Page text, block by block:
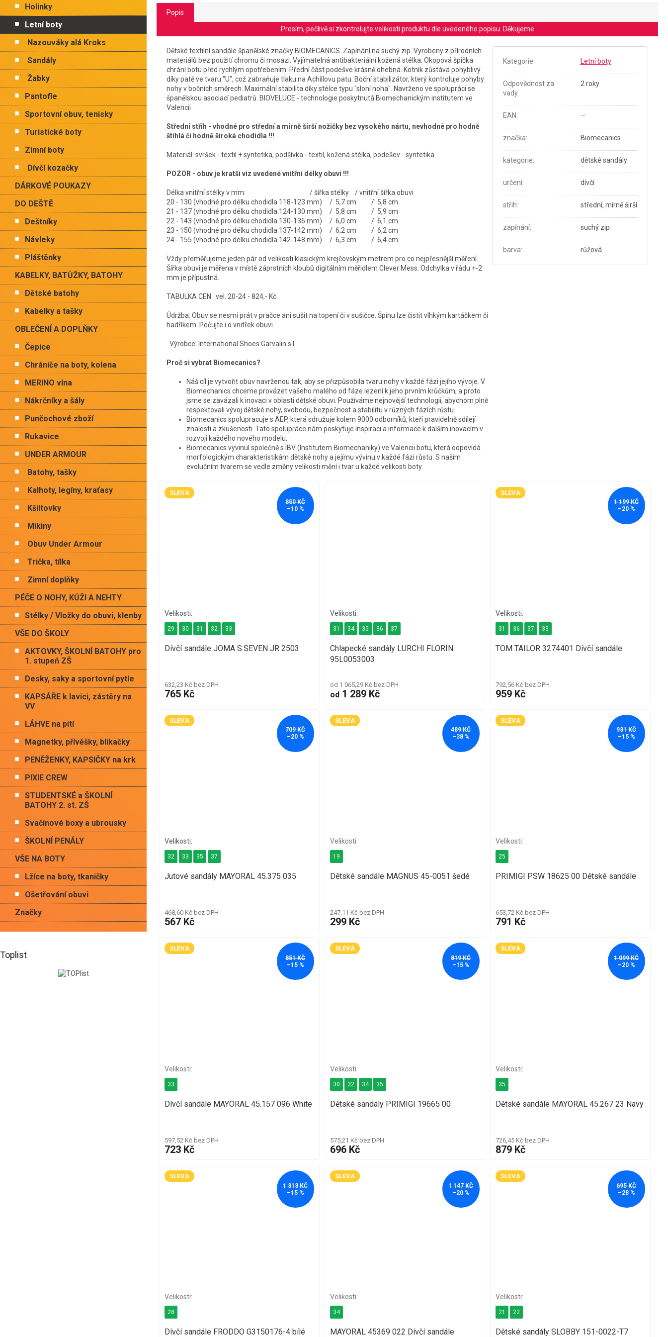
Holinky
Letní boty
Nazouváky alá Kroks
Sandály
Žabky
Pantofle
Sportovní obuv, tenisky
Turistické boty
Zimní boty
Dívčí kozačky
DÁRKOVÉ POUKAZY
DO DEŠTĚ
Deštníky
Návleky
Pláštěnky
KABELKY, BATŮŽKY, BATOHY
Dětské batohy
Kabelky a tašky
OBLEČENÍ A DOPLŇKY
Čepice
Chrániče na boty, kolena
MERINO vlna
Nákrčníky a šály
Punčochové zboží
Rukavice
UNDER ARMOUR
Batohy, tašky
Kalhoty, legíny, kraťasy
Kšiltovky
Mikiny
Obuv Under Armour
Trička, tílka
Zimní doplňky
PÉČE O NOHY, KŮŽI A NEHTY
Stélky / Vložky do obuvi, klenby
VŠE DO ŠKOLY
AKTOVKY, ŠKOLNÍ BATOHY pro
1. stupeň ZŠ
Desky, saky a sportovní pytle
KAPSÁŘE k lavici, zástěry na
VV
LÁHVE na pití
Magnetky, přívěšky, blikačky
PENĚŽENKY, KAPSIČKY na krk
PIXIE CREW
STUDENTSKÉ a ŠKOLNÍ
BATOHY 2. st. ZŠ
Svačinové boxy a ubrousky
ŠKOLNÍ PENÁLY
VŠE NA BOTY
Lžíce na boty, tkaničky
Ošetřování obuvi
Značky
Toplist
Popis
Prosím, pečlivě si zkontrolujte velikosti produktu dle uvedeného popisu. Děkujeme
Dětské textilní sandále španělské značky BIOMECANICS. Zapínání na suchý zip. Vyrobeny z přírodních
materiálů bez použití chromu či mosazi. Vyjímatelná antibakteriální kožená stélka. Okopová špička
chrání botu před rychlým opotřebením. Přední část podešve krásně ohebná. Kotník zůstává pohyblivý
díky patě ve tvaru "U", což zabraňuje tlaku na Achillovu patu. Boční stabilizátor, který kontroluje pohyby
nohy v bočních směrech. Maximální stabilita díky stélce typu "sloní noha". Navrženo ve spolupráci se
španělskou asociací pediatrů. BIOVELUCE - technologie poskytnutá Biomechanickým institutem ve
Valencii
Střední střih - vhodné pro střední a mírně širší nožičky bez vysokého nártu, nevhodné pro hodně
štíhlá či hodně široká chodidla !!!
Materiál: svršek - textil + syntetika, podšívka - textil, kožená stélka, podešev - syntetika
POZOR - obuv je kratší viz uvedené vnitřní délky obuvi !!!
Délka vnitřní stélky v mm: / šířka stélky / vnitřní šířka obuvi
20 - 130 (vhodné pro délku chodidla 118-123 mm) / 5,7 cm / 5,8 cm
21 - 137 (vhodné pro délku chodidla 124-130 mm) / 5,8 cm / 5,9 cm
22 - 143 (vhodné pro délku chodidla 130-136 mm) / 6,0 cm / 6,1 cm
23 - 150 (vhodné pro délku chodidla 137-142 mm) / 6,2 cm / 6,2 cm
24 - 155 (vhodné pro délku chodidla 142-148 mm) / 6,3 cm / 6,4 cm
Vždy přeměřujeme jeden pár od velikosti klasickým krejčovským metrem pro co nejpřesnější měření.
Šířka obuvi je měřena v místě záprstních kloubů digitálním měřidlem Clever Mess. Odchylka v řádu +-2
mm je přípustná.
TABULKA CEN: vel. 20-24 - 824,- Kč
Údržba: Obuv se nesmí prát v pračce ani sušit na topení či v sušičce. Špínu lze čistit vlhkým kartáčkem či
hadříkem. Pečujte i o vnitřek obuvi.
Výrobce: International Shoes Garvalin s.l.
Proč si vybrat Biomecanics?
Náš cíl je vytvořit obuv navrženou tak, aby se přizpůsobila tvaru nohy v každé fázi jejího vývoje. V
Biomechanics chceme provázet vašeho malého od fáze lezení k jeho prvním krůčkům, a proto
jsme se zavázali k inovaci v oblasti dětské obuvi. Používáme nejnovější technologii, abychom plně
respektovali vývoj dětské nohy, svobodu, bezpečnost a stabilitu v různých fázích růstu.
Biomecanics spolupracuje s AEP, která sdružuje kolem 9000 odborníků, kteří pravidelně sdílejí
znalosti a zkušenosti. Tato spolupráce nám poskytuje inspiraci a informace k dalším inovacím v
rozvoji každého nového modelu.
Biomecanics vyvinul společně s IBV (Institutem Biomechaniky) ve Valencii botu, která odpovídá
morfologickým charakteristikám dětské nohy a jejímu vývinu v každé fázi růstu. S naším
evolučním tvarem se vedle změny velikosti mění i tvar u každé velikosti boty.
Kategorie: Letní boty
Odpovědnost za
vady
2 roky
EAN: —
značka: Biomecanics
kategorie: dětské sandály
určení: dívčí
střih: střední, mírně širší
zapínání: suchý zip
barva: růžová
SLEVA
850 KČ
–10 %
Dívčí sandále JOMA S.SEVEN JR 2503
632,23 Kč bez DPH
765 Kč
29 30 31 32 33
Chlapecké sandály LURCHI FLORIN
95L0053003
od 1 065,29 Kč bez DPH
od1 289 Kč
31 34 35 36 37
SLEVA
1 199 KČ
–20 %
TOM TAILOR 3274401 Dívčí sandále
792,56 Kč bez DPH
959 Kč
31 36 37 38
SLEVA
709 KČ
–20 %
Jutové sandály MAYORAL 45.375 035
468,60 Kč bez DPH
567 Kč
32 33 35 37
SLEVA
489 KČ
–38 %
Dětské sandále MAGNUS 45-0051 šedé
247,11 Kč bez DPH
299 Kč
19
SLEVA
931 KČ
–15 %
PRIMIGI PSW 18625 00 Dětské sandále
653,72 Kč bez DPH
791 Kč
25
SLEVA
851 KČ
–15 %
Dívčí sandále MAYORAL 45.157 096 White
597,52 Kč bez DPH
723 Kč
33
SLEVA
819 KČ
–15 %
Dětské sandály PRIMIGI 19665 00
575,21 Kč bez DPH
696 Kč
30 32 34 35
SLEVA
1 099 KČ
–20 %
Dětské sandále MAYORAL 45.267 23 Navy
726,45 Kč bez DPH
879 Kč
35
SLEVA
1 313 KČ
–15 %
Dívčí sandále FRODDO G3150176-4 bílé
28
SLEVA
1 147 KČ
–20 %
MAYORAL 45369 022 Dívčí sandále
34
SLEVA
695 KČ
–28 %
Dětské sandály SLOBBY 151-0022-T7
21 22